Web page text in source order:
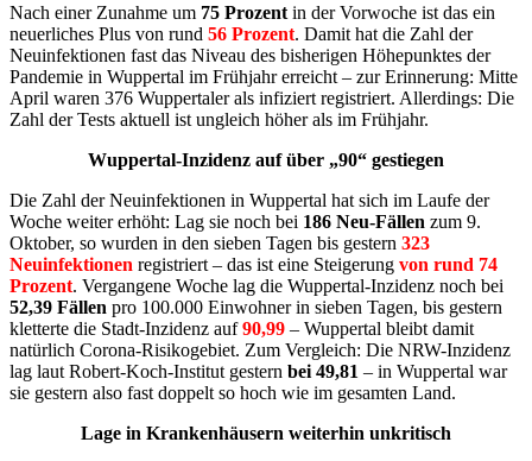
Nach einer Zunahme um 75 Prozent in der Vorwoche ist das ein
neuerliches Plus von rund 56 Prozent. Damit hat die Zahl der
Neuinfektionen fast das Niveau des bisherigen Höhepunktes der
Pandemie in Wuppertal im Frühjahr erreicht – zur Erinnerung: Mitte
April waren 376 Wuppertaler als infiziert registriert. Allerdings: Die
Zahl der Tests aktuell ist ungleich höher als im Frühjahr.
Wuppertal-Inzidenz auf über „90“ gestiegen
Die Zahl der Neuinfektionen in Wuppertal hat sich im Laufe der
Woche weiter erhöht: Lag sie noch bei 186 Neu-Fällen zum 9.
Oktober, so wurden in den sieben Tagen bis gestern 323
Neuinfektionen registriert – das ist eine Steigerung von rund 74
Prozent. Vergangene Woche lag die Wuppertal-Inzidenz noch bei
52,39 Fällen pro 100.000 Einwohner in sieben Tagen, bis gestern
kletterte die Stadt-Inzidenz auf90,99 – Wuppertal bleibt damit
natürlich Corona-Risikogebiet. Zum Vergleich: Die NRW-Inzidenz
lag laut Robert-Koch-Institut gestern bei 49,81 – in Wuppertal war
sie gestern also fast doppelt so hoch wie im gesamten Land.
Lage in Krankenhäusern weiterhin unkritisch